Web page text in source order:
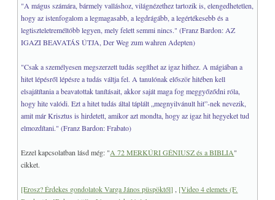
"A mágus számára, bármely valláshoz, világnézethez tartozik is, elengedhetetlen,
hogy az istenfogalom a legmagasabb, a legdrágább, a legértékesebb és a
legtiszteletreméltóbb legyen, mely felett semmi nincs." (Franz Bardon: AZ
IGAZI BEAVATÁS ÚTJA, Der Weg zum wahren Adepten)
"Csak a személyesen megszerzett tudás segíthet az igaz hithez. A mágiában a
hitet lépésről lépésre a tudás váltja fel. A tanulónak először hitében kell
elsajátítania a beavatottak tanításait, akkor saját maga fog meggyőződni róla,
hogy hite valódi. Ezt a hitet tudás által táplált „megnyilvánult hit”-nek nevezik,
amit már Krisztus is hirdetett, amikor azt mondta, hogy az igaz hit hegyeket tud
elmozdítani." (Franz Bardon: Frabato)
Ezzel kapcsolatban lásd még: "A 72 MERKÚRI GÉNIUSZ és a BIBLIA"
cikket.
[Erosz? Érdekes gondolatok Varga János püspöktől]
[Video 4 elemets (F.